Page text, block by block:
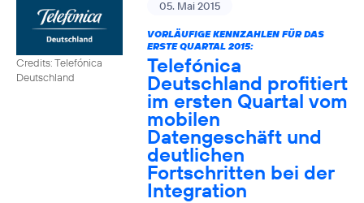
Credits: Telefónica
Deutschland
05. Mai 2015
VORLÄUFIGE KENNZAHLEN FÜR DAS
ERSTE QUARTAL 2015:
Telefónica
Deutschland profitiert
im ersten Quartal vom
mobilen
Datengeschäft und
deutlichen
Fortschritten bei der
Integration